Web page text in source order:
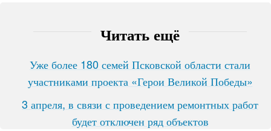
Читать ещё
Уже более 180 семей Псковской области стали
участниками проекта «Герои Великой Победы»
3 апреля, в связи с проведением ремонтных работ
будет отключен ряд объектов